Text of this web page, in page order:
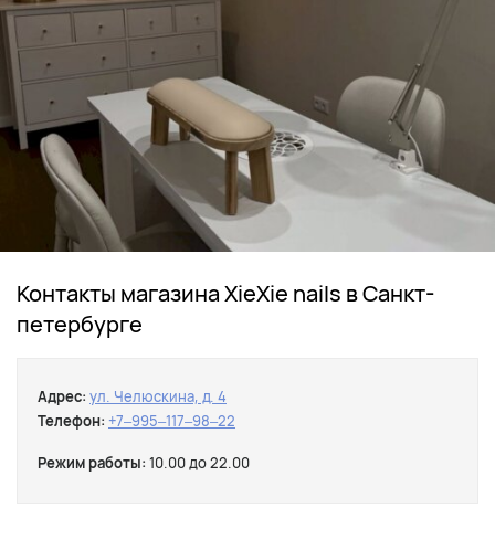
Контакты магазина XieXie nails в Санкт-
петербурге
Адрес: ул. Челюскина, д. 4
Телефон: +7‒995‒117‒98‒22
Режим работы: 10.00 до 22.00